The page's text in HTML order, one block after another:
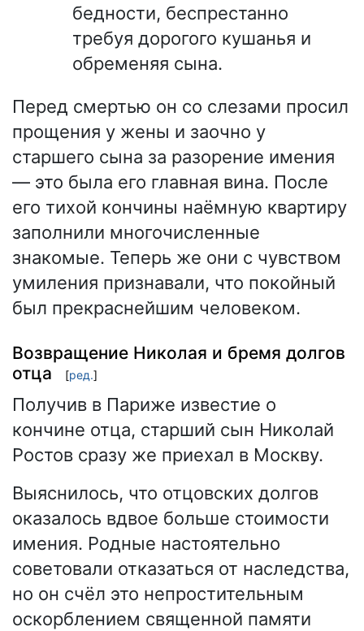
бедности, беспрестанно
требуя дорогого кушанья и
обременяя сына.
Перед смертью он со слезами просил
прощения у жены и заочно у
старшего сына за разорение имения
— это была его главная вина. После
его тихой кончины наёмную квартиру
заполнили многочисленные
знакомые. Теперь же они с чувством
умиления признавали, что покойный
был прекраснейшим человеком.
Возвращение Николая и бремя долгов
отца
[ред.]
Получив в Париже известие о
кончине отца, старший сын Николай
Ростов сразу же приехал в Москву.
Выяснилось, что отцовских долгов
оказалось вдвое больше стоимости
имения. Родные настоятельно
советовали отказаться от наследства,
но он счёл это непростительным
оскорблением священной памяти